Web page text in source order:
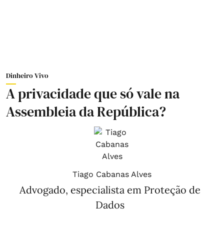
Dinheiro Vivo
A privacidade que só vale na
Assembleia da República?
Tiago Cabanas Alves
Advogado, especialista em Proteção de
Dados